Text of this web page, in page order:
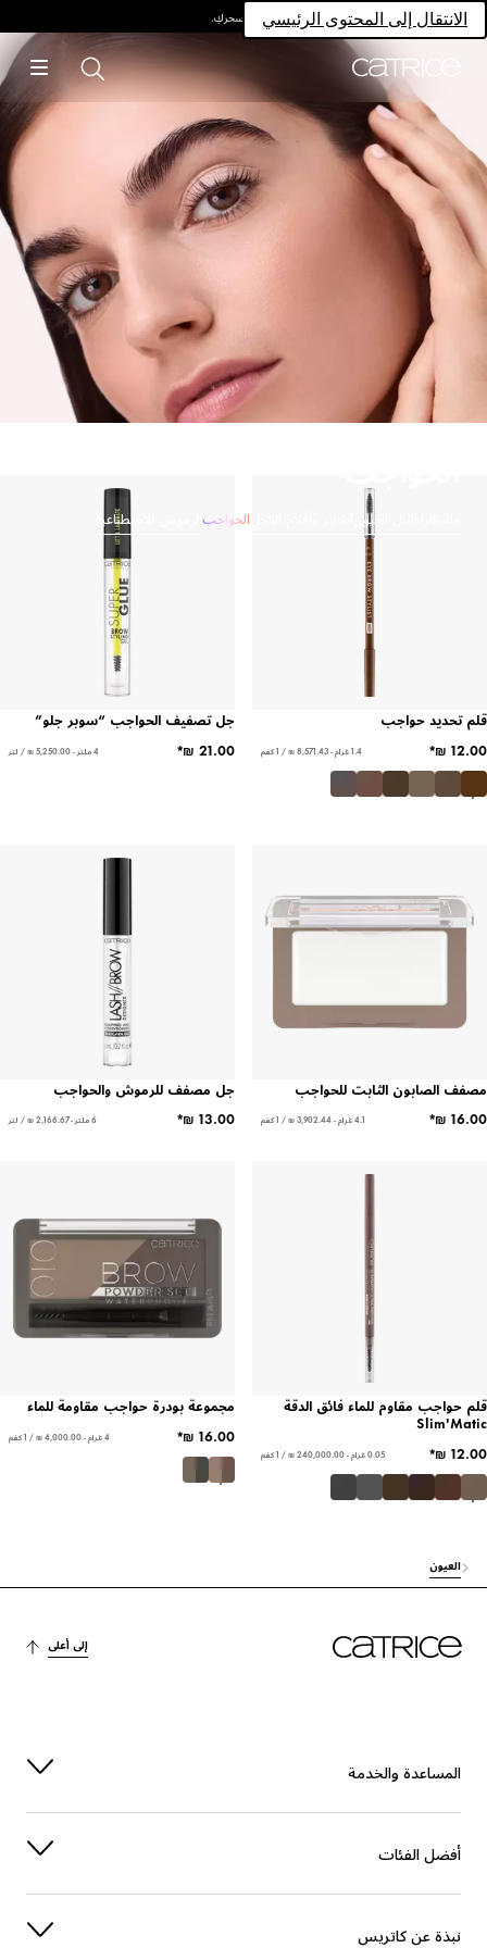
الانتقال إلى المحتوى الرئيسيامتلكي سحركِ.
ظلال العيون الحواجب الرموش الاصطناعية
قلم تحديد حواجب
1.4 غرام - ‏8,571.43 ₪ / 1 كغم
جل تصفيف الحواجب “سوبر جلو”
4 ملتر - ‏5,250.00 ₪ / لتر
مصفف الصابون الثابت للحواجب
4.1 غرام - ‏3,902.44 ₪ / 1 كغم
جل مصفف للرموش والحواجب
6 ملتر - ‏2,166.67 ₪ / لتر
قلم حواجب مقاوم للماء فائق الدقة
Slim'Matic
0.05 غرام - ‏240,000.00 ₪ / 1 كغم
مجموعة بودرة حواجب مقاومة للماء
4 غرام - ‏4,000.00 ₪ / 1 كغم
العيون
إلى أعلى
المساعدة والخدمة
أفضل الفئات
نبذة عن كاتريس